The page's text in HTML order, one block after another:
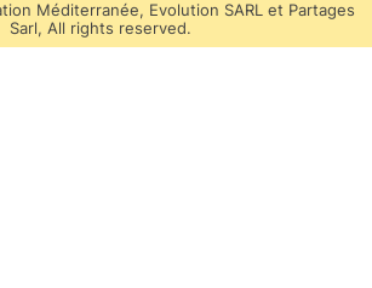
Méditerranée, Evolution SARL et Partages
Sarl, All rights reserved.